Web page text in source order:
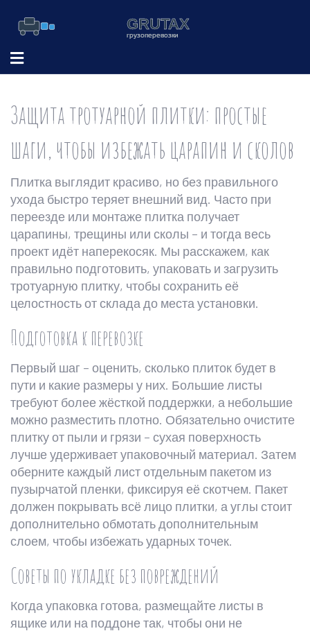
Защита тротуарной плитки: простые
шаги, чтобы избежать царапин и сколов
Плитка выглядит красиво, но без правильного
ухода быстро теряет внешний вид. Часто при
переезде или монтаже плитка получает
царапины, трещины или сколы – и тогда весь
проект идёт наперекосяк. Мы расскажем, как
правильно подготовить, упаковать и загрузить
тротуарную плитку, чтобы сохранить её
целостность от склада до места установки.
Подготовка к перевозке
Первый шаг – оценить, сколько плиток будет в
пути и какие размеры у них. Большие листы
требуют более жёсткой поддержки, а небольшие
можно разместить плотно. Обязательно очистите
плитку от пыли и грязи – сухая поверхность
лучше удерживает упаковочный материал. Затем
оберните каждый лист отдельным пакетом из
пузырчатой пленки, фиксируя её скотчем. Пакет
должен покрывать всё лицо плитки, а углы стоит
дополнительно обмотать дополнительным
слоем, чтобы избежать ударных точек.
Советы по укладке без повреждений
Когда упаковка готова, размещайте листы в
ящике или на поддоне так, чтобы они не